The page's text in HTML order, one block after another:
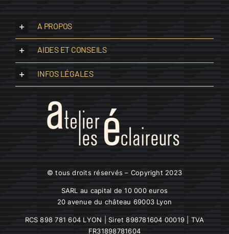
A PROPOS
AIDES ET CONSEILS
INFOS LÉGALES
© tous droits réservés – Copyright 2023
SARL au capital de 10 000 euros
20 avenue du château 69003 Lyon
RCS 898 781 604 LYON | Siret 898781604 00019 | TVA
FR31898781604